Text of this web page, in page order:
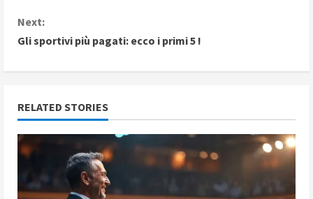
n
t
n
u
e
Next:
Gli sportivi più pagati: ecco i primi 5 !
RELATED STORIES